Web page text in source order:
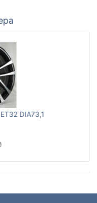
DIA73,1